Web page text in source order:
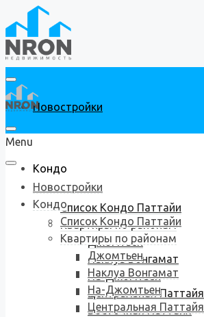
Новостройки
Кондо
Список Кондо Паттайи
Квартиры по районам
Джомтьен
Наклуа Вонгамат
На-Джомтьен
Центральная Паттайя
Восточная Паттайя
Menu
Новостройки
Кондо
Список Кондо Паттайи
Квартиры по районам
Джомтьен
Наклуа Вонгамат
На-Джомтьен
Центральная Паттайя